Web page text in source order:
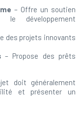
– Offre un soutien
développement
des projets innovants
– Propose des prêts
doit généralement
et présenter un